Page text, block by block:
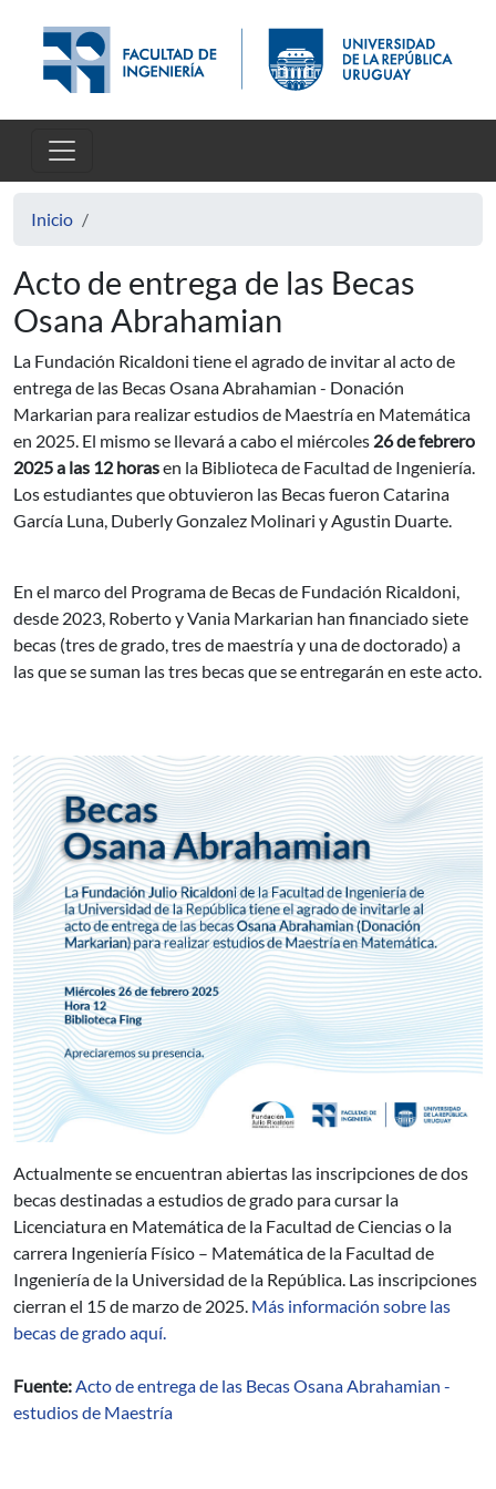
Inicio
Acto de entrega de las Becas
Osana Abrahamian
La Fundación Ricaldoni tiene el agrado de invitar al acto de
entrega de las Becas Osana Abrahamian - Donación
Markarian para realizar estudios de Maestría en Matemática
en 2025. El mismo se llevará a cabo el miércoles 26 de febrero
2025 a las 12 horasen la Biblioteca de Facultad de Ingeniería.
Los estudiantes que obtuvieron las Becas fueron Catarina
García Luna, Duberly Gonzalez Molinari y Agustin Duarte.
En el marco del Programa de Becas de Fundación Ricaldoni,
desde 2023, Roberto y Vania Markarian han financiado siete
becas (tres de grado, tres de maestría y una de doctorado) a
las que se suman las tres becas que se entregarán en este acto.
Actualmente se encuentran abiertas las inscripciones de dos
becas destinadas a estudios de grado para cursar la
Licenciatura en Matemática de la Facultad de Ciencias o la
carrera Ingeniería Físico – Matemática de la Facultad de
Ingeniería de la Universidad de la República. Las inscripciones
cierran el 15 de marzo de 2025. Más información sobre las
becas de grado aquí.
Fuente:Acto de entrega de las Becas Osana Abrahamian -
estudios de Maestría